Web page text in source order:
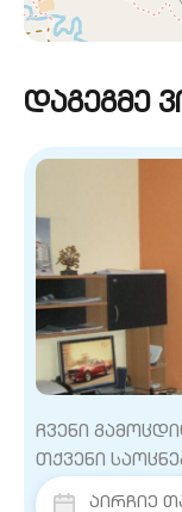
დაგეგმე
ჩვენი
თქვენი